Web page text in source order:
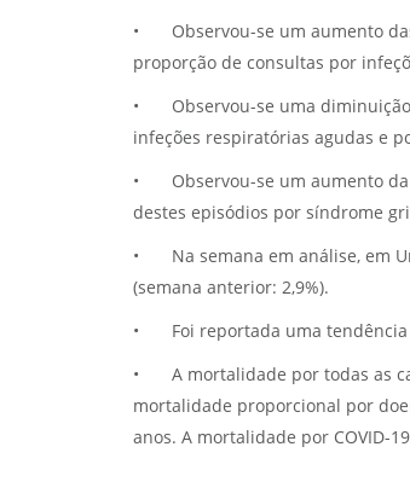
•
Observou-se um aumento
proporção de consultas por
•
Observou-se uma
infeções respiratórias agudas e
•
Observou-se um aumento
destes episódios por síndrome
•
Na semana em análise, em
(semana anterior: 2,9%).
• Foi reportada uma
•
A mortalidade por todas as
mortalidade proporcional por
anos. A mortalidade por COVID-